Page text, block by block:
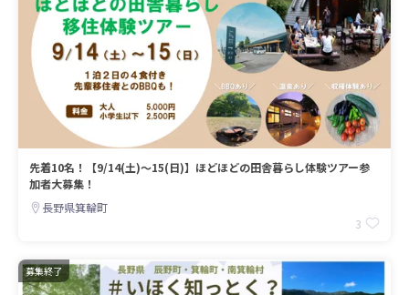
先着10名！【9/14(土)～15(日)】ほどほどの田舎暮らし体験ツアー参
加者大募集！
長野県箕輪町
3
募集終了